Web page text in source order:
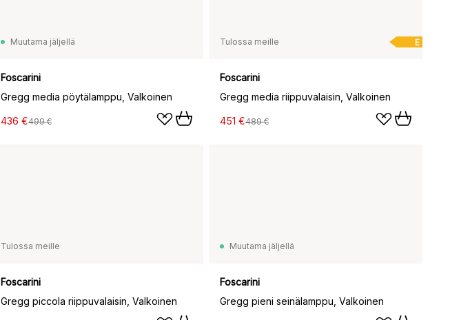
Muutama jäljellä
Foscarini
Gregg media pöytälamppu, Valkoinen
436 €499 €
E
Tulossa meille
Foscarini
Gregg media riippuvalaisin, Valkoinen
451 €489 €
Tulossa meille
Foscarini
Gregg piccola riippuvalaisin, Valkoinen
Muutama jäljellä
Foscarini
Gregg pieni seinälamppu, Valkoinen